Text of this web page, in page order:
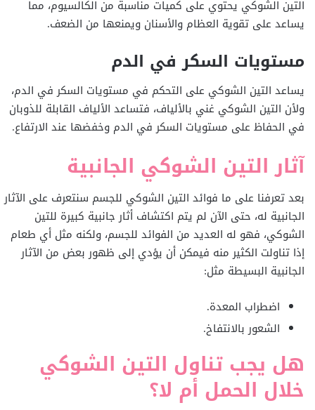
التين الشوكي يحتوي على كميات مناسبة من الكالسيوم، مما
يساعد على تقوية العظام والأسنان ويمنعها من الضعف.
مستويات السكر في الدم
يساعد التين الشوكي على التحكم في مستويات السكر في الدم،
ولأن التين الشوكي غني بالألياف، فتساعد الألياف القابلة للذوبان
في الحفاظ على مستويات السكر في الدم وخفضها عند الارتفاع.
آثار التين الشوكي الجانبية
بعد تعرفنا على ما فوائد التين الشوكي للجسم سنتعرف على الآثار
الجانبية له، حتى الآن لم يتم اكتشاف أثار جانبية كبيرة للتين
الشوكي، فهو له العديد من الفوائد للجسم، ولكنه مثل أي طعام
إذا تناولت الكثير منه فيمكن أن يؤدي إلى ظهور بعض من الآثار
الجانبية البسيطة مثل:
اضطراب المعدة.
الشعور بالانتفاخ.
هل يجب تناول التين الشوكي
خلال الحمل أم لا؟